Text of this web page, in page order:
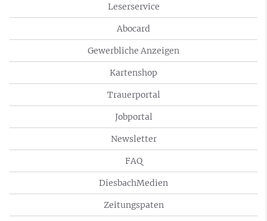
Leserservice
Abocard
Gewerbliche Anzeigen
Kartenshop
Trauerportal
Jobportal
Newsletter
FAQ
DiesbachMedien
Zeitungspaten